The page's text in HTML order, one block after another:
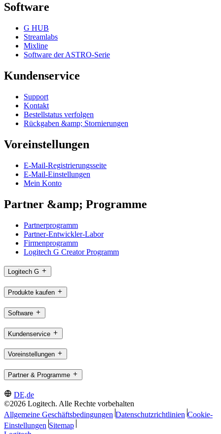
Software
G HUB
Streamlabs
Mixline
Software der ASTRO-Serie
Kundenservice
Support
Kontakt
Bestellstatus verfolgen
Rückgaben &amp; Stornierungen
Voreinstellungen
E-Mail-Registrierungsseite
E-Mail-Einstellungen
Mein Konto
Partner &amp; Programme
Partnerprogramm
Partner-Entwickler-Labor
Firmenprogramm
Logitech G Creator Programm
Logitech G
Produkte kaufen
Software
Kundenservice
Voreinstellungen
Partner & Programme
DE,de
©2026 Logitech. Alle Rechte vorbehalten
Allgemeine Geschäftsbedingungen Datenschutzrichtlinien Cookie-
Einstellungen Sitemap